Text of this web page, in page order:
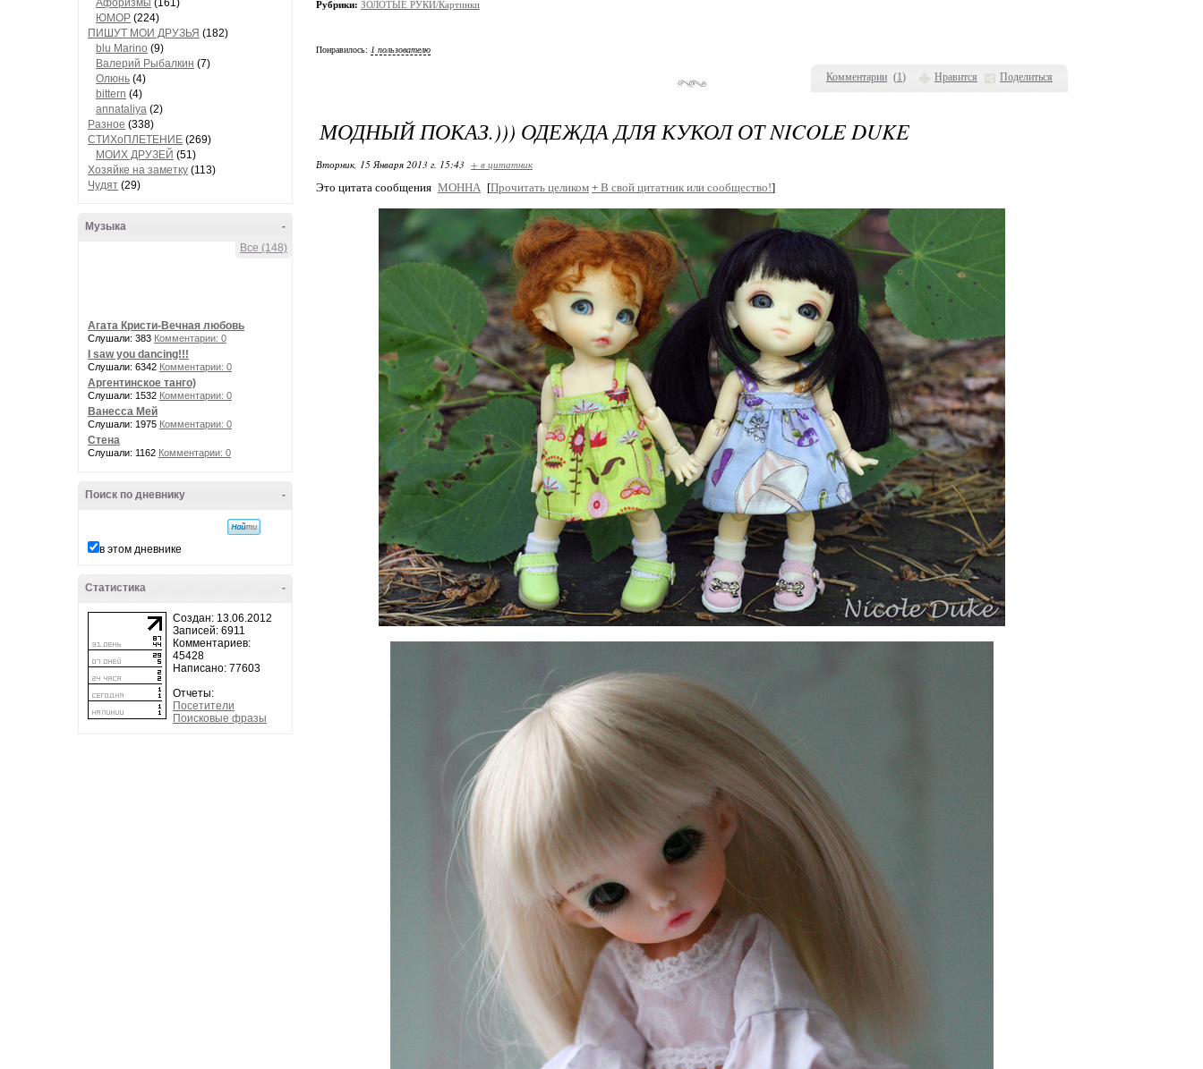
Aфоризмы (161)
ЮМОР (224)
ПИШУТ МОИ ДРУЗЬЯ (182)
blu Marino (9)
Валерий Рыбалкин (7)
Олюнь (4)
bittern (4)
annataliya (2)
Разное (338)
СТИХоПЛЕТЕНИЕ (269)
МОИХ ДРУЗЕЙ (51)
Хозяйке на заметку (113)
Чудят (29)
-
Музыка
Все (148)
Агата Кристи-Вечная любовь
Слушали: 383 Комментарии: 0
I saw you dancing!!!
Слушали: 6342 Комментарии: 0
Аргентинское танго)
Слушали: 1532 Комментарии: 0
Ванесса Мей
Слушали: 1975 Комментарии: 0
Стена
Слушали: 1162 Комментарии: 0
-
Поиск по дневнику
в этом дневнике
-
Статистика
Создан: 13.06.2012
Записей: 6911
Комментариев:
45428
Написано: 77603
Отчеты:
Посетители
Поисковые фразы
Комментарии (1) Нравится Поделиться
Рубрики: ЗОЛОТЫЕ РУКИ/Кaртинки
Понравилось: 1 пользователю
МОДНЫЙ ПОКАЗ.))) ОДЕЖДА ДЛЯ КУКОЛ ОТ NICOLE DUKE
Вторник, 15 Января 2013 г. 15:43 + в цитатник
Это цитата сообщения МОННА [Прочитать целиком + В свой цитатник или сообщество!]